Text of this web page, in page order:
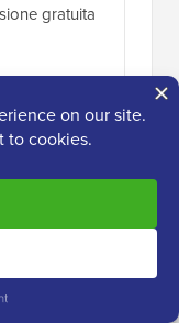
gratuita
URL, una